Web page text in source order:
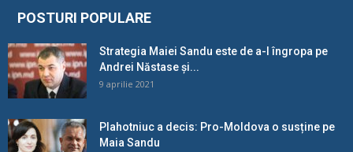
POSTURI POPULARE
Strategia Maiei Sandu este de a-l îngropa pe
Andrei Năstase și...
9 aprilie 2021
Plahotniuc a decis: Pro-Moldova o susține pe
Maia Sandu